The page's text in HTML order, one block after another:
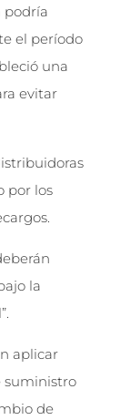
podría
el período
una
evitar
por los
la
aplicar
suministro
de